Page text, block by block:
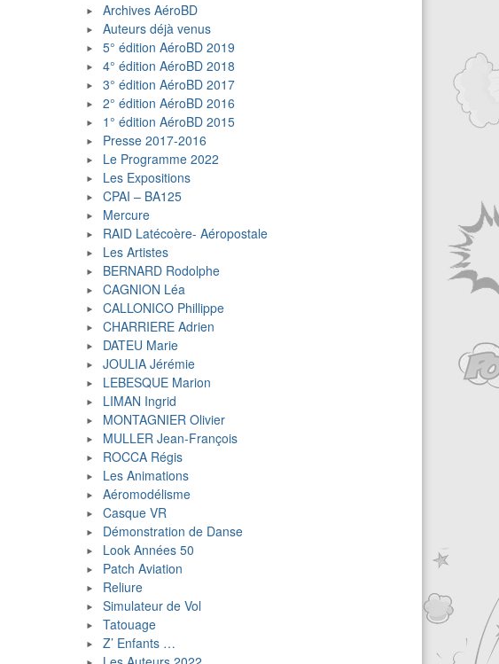
Archives AéroBD
Auteurs déjà venus
5° édition AéroBD 2019
4° édition AéroBD 2018
3° édition AéroBD 2017
2° édition AéroBD 2016
1° édition AéroBD 2015
Presse 2017-2016
Le Programme 2022
Les Expositions
CPAI – BA125
Mercure
RAID Latécoère- Aéropostale
Les Artistes
BERNARD Rodolphe
CAGNION Léa
CALLONICO Phillippe
CHARRIERE Adrien
DATEU Marie
JOULIA Jérémie
LEBESQUE Marion
LIMAN Ingrid
MONTAGNIER Olivier
MULLER Jean-François
ROCCA Régis
Les Animations
Aéromodélisme
Casque VR
Démonstration de Danse
Look Années 50
Patch Aviation
Reliure
Simulateur de Vol
Tatouage
Z’ Enfants …